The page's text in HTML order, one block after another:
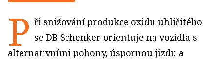
P ři snižování produkce oxidu uhličitého
se DB Schenker orientuje na vozidla s
alternativními pohony, úspornou jízdu a